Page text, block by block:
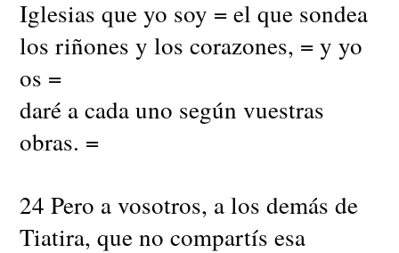
Iglesias que yo soy = el que sondea
los riñones y los corazones, = y yo
os =
daré a cada uno según vuestras
obras. =
24 Pero a vosotros, a los demás de
Tiatira, que no compartís esa